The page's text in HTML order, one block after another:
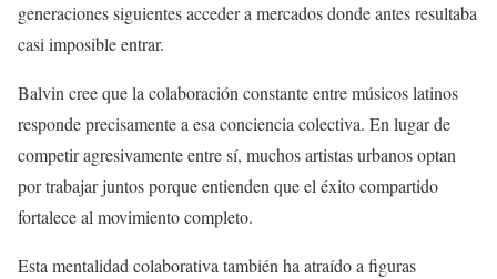
generaciones siguientes acceder a mercados donde antes resultaba
casi imposible entrar.
Balvin cree que la colaboración constante entre músicos latinos
responde precisamente a esa conciencia colectiva. En lugar de
competir agresivamente entre sí, muchos artistas urbanos optan
por trabajar juntos porque entienden que el éxito compartido
fortalece al movimiento completo.
Esta mentalidad colaborativa también ha atraído a figuras